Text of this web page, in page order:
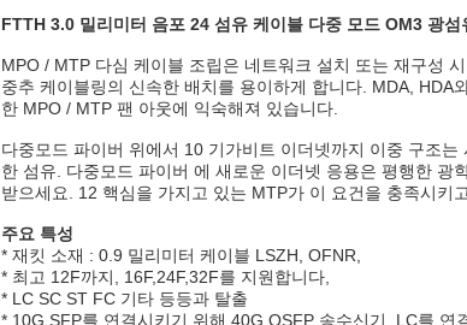
FTTH 3.0 밀리미터 음포 24 섬유 케이블 다중 모드 OM3 광섬
MPO / MTP 다심 케이블 조립은 네트워크 설치 또는 재구성
중추 케이블링의 신속한 배치를 용이하게 합니다. MDA,
한 MPO / MTP 팬 아웃에 익숙해져 있습니다.
다중모드 파이버 위에서 10 기가비트 이더넷까지 이중 구조
한 섬유. 다중모드 파이버 에 새로운 이더넷 응용은 평행한
받으세요. 12 핵심을 가지고 있는 MTP가 이 요건을 충족시키
주요 특성
* 재킷 소재 : 0.9 밀리미터 케이블 LSZH, OFNR,
* 최고 12F까지, 16F,24F,32F를 지원합니다,
* LC SC ST FC 기타 등등과 탈출
* 10G SFP를 연결시키기 위해 40G QSFP 송수신기, LC를 연